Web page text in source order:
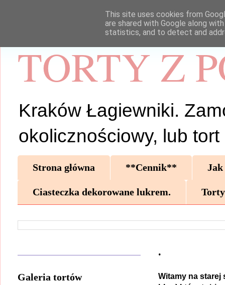
TORTY Z
Kraków Łagiewniki.
okolicznościowy, lub tort
Strona główna **Cennik** Jak
Ciasteczka dekorowane lukrem.
.
Witamy na starej
Galeria tortów
This site uses cookies from
are shared with Google along
statistics, and to detect and